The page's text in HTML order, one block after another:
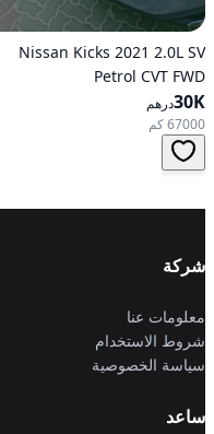
Nissan Kicks 2021 2.0L SV
Petrol CVT FWD
30Kدرهم
67000 كم
شركة
معلومات عنا
شروط الاستخدام
سياسة الخصوصية
ساعد